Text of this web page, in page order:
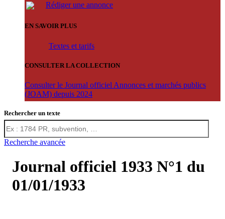
Rédiger une annonce
EN SAVOIR PLUS
Textes et tarifs
CONSULTER LA COLLECTION
Consulter le Journal officiel Annonces et marchés publics
(JOAM) depuis 2024
Rechercher un texte
Recherche avancée
Journal officiel 1933 N°1 du
01/01/1933